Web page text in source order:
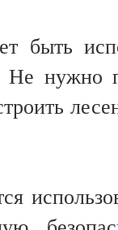
быть
Не